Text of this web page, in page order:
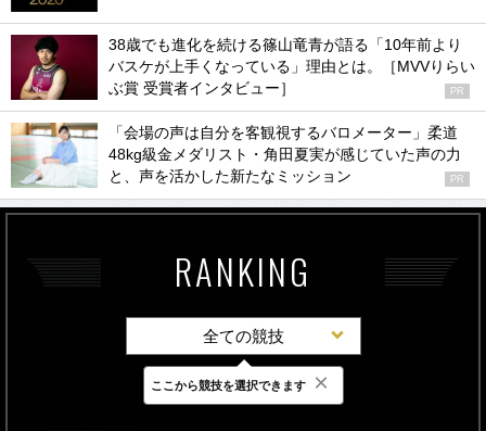
38歳でも進化を続ける篠山竜青が語る「10年前より
バスケが上手くなっている」理由とは。［MVVりらい
ぶ賞 受賞者インタビュー］
PR
「会場の声は自分を客観視するバロメーター」柔道
48kg級金メダリスト・角田夏実が感じていた声の力
と、声を活かした新たなミッション
PR
RANKING
全ての競技
最新 24時間 週間
ここから競技を選択できます ×